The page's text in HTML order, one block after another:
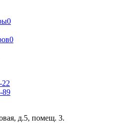
0
0
22
89
д.5, помещ. 3.